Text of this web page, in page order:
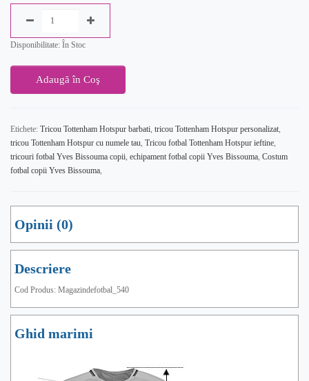
Disponibilitate: În Stoc
Adaugă în Coş
Etichete: Tricou Tottenham Hotspur barbati, tricou Tottenham Hotspur personalizat,
tricou Tottenham Hotspur cu numele tau, Tricou fotbal Tottenham Hotspur ieftine,
tricouri fotbal Yves Bissouma copii, echipament fotbal copii Yves Bissouma, Costum
fotbal copii Yves Bissouma,
Opinii (0)
Descriere
Cod Produs: Magazindefotbal_540
Ghid marimi